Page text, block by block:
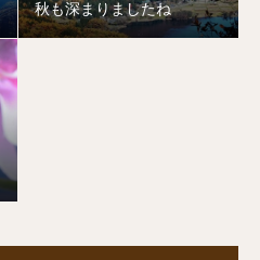
秋も深まりましたね